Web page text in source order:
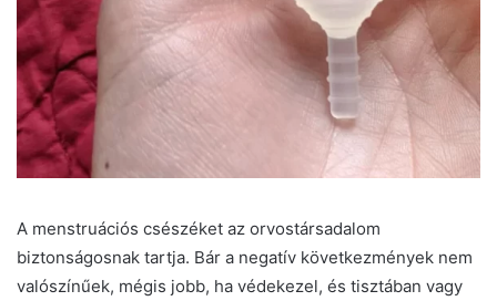
A menstruációs csészéket az orvostársadalom
biztonságosnak tartja. Bár a negatív következmények nem
valószínűek, mégis jobb, ha védekezel, és tisztában vagy